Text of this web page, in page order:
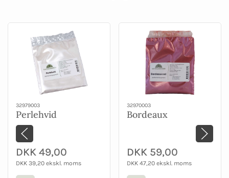
32979003
Perlehvid
DKK 49,00
DKK 39,20 ekskl. moms
32970003
Bordeaux
DKK 59,00
DKK 47,20 ekskl. moms